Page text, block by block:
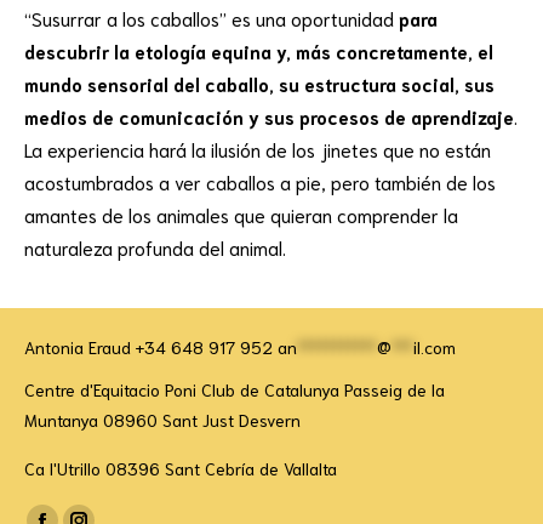
“Susurrar a los caballos” es una oportunidad para
descubrir la etología equina y, más concretamente, el
mundo sensorial del caballo, su estructura social, sus
medios de comunicación y sus procesos de aprendizaje.
La experiencia hará la ilusión de los jinetes que no están
acostumbrados a ver caballos a pie, pero también de los
amantes de los animales que quieran comprender la
naturaleza profunda del animal.
Antonia Eraud +34 648 917 952 an @
il.com
Centre d'Equitacio Poni Club de Catalunya Passeig de la
Muntanya 08960 Sant Just Desvern
Ca l'Utrillo 08396 Sant Cebría de Vallalta
Encuéntranos en: